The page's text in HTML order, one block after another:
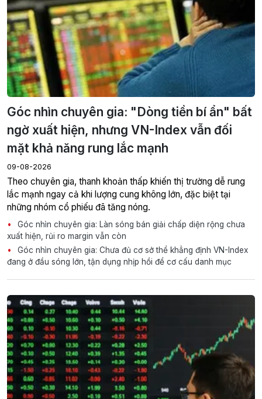
Góc nhìn chuyên gia: "Dòng tiền bí ẩn" bất
ngờ xuất hiện, nhưng VN-Index vẫn đối
mặt khả năng rung lắc mạnh
09-08-2026
Theo chuyên gia, thanh khoản thấp khiến thị trường dễ rung
lắc mạnh ngay cả khi lượng cung không lớn, đặc biệt tại
những nhóm cổ phiếu đã tăng nóng.
Góc nhìn chuyên gia: Làn sóng bán giải chấp diện rộng chưa
xuất hiện, rủi ro margin vẫn còn
Góc nhìn chuyên gia: Chưa đủ cơ sở thể khẳng định VN-Index
đang ở đầu sóng lớn, tận dụng nhịp hồi để cơ cấu danh mục